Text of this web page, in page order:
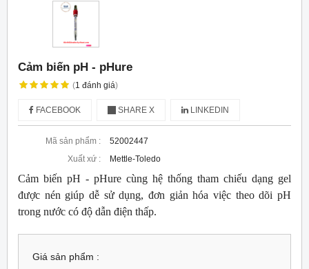
Cảm biến pH - pHure
(1 đánh giá)
FACEBOOK SHARE X LINKEDIN
Mã sản phẩm :
52002447
Xuất xứ :
Mettle-Toledo
Cảm biến pH - pHure cùng hệ thống tham chiếu dạng gel
được nén giúp dễ sử dụng, đơn giản hóa việc theo dõi pH
trong nước có độ dẫn điện thấp.
Giá sản phẩm :